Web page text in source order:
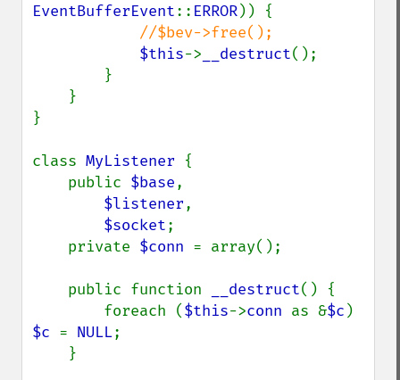
EventBufferEvent:: ERROR)) {
//$bev->free();
$this-> __destruct();
}
class MyListener {
    public
$base,
$listener,
$socket;
    private
$conn = array();
    public function
__destruct() {
        foreach (
$this->conn as &$c
$c = NULL;